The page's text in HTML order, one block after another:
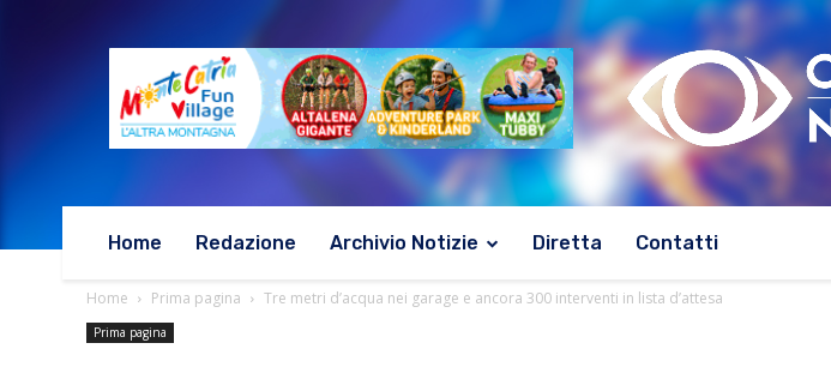
Home Redazione Archivio Notizie Diretta Contatti
Home Prima pagina Tre metri d’acqua nei garage e ancora 300 interventi in lista d’attesa
Prima pagina